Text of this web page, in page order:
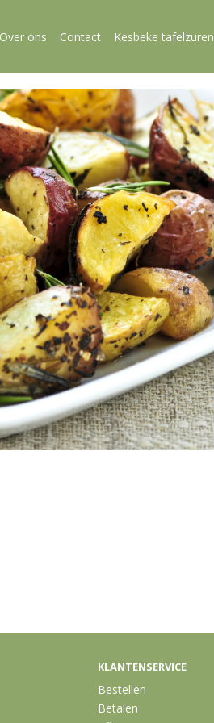
Over ons Contact Kesbeke tafelzuren
KLANTENSERVICE
Bestellen
Betalen